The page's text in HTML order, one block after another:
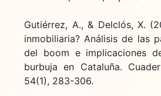
Gutiérrez, A., & Delclós, X.
inmobiliaria? Análisis de las
del boom e implicaciones
burbuja en Cataluña.
54(1), 283-306.